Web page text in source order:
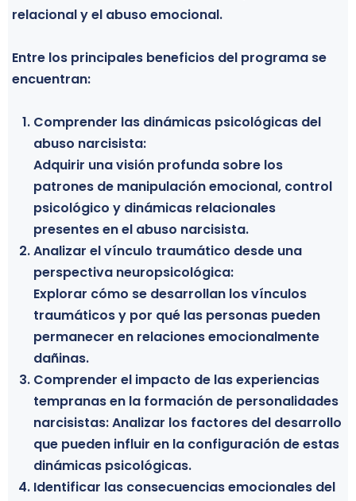
relacional y el abuso emocional.
Entre los principales beneficios del programa se
encuentran:
Comprender las dinámicas psicológicas del
abuso narcisista:
Adquirir una visión profunda sobre los
patrones de manipulación emocional, control
psicológico y dinámicas relacionales
presentes en el abuso narcisista.
Analizar el vínculo traumático desde una
perspectiva neuropsicológica:
Explorar cómo se desarrollan los vínculos
traumáticos y por qué las personas pueden
permanecer en relaciones emocionalmente
dañinas.
Comprender el impacto de las experiencias
tempranas en la formación de personalidades
narcisistas: Analizar los factores del desarrollo
que pueden influir en la configuración de estas
dinámicas psicológicas.
Identificar las consecuencias emocionales del
desarrollar herramientas conceptuales para el
El programa está especialmente orientado a:
Profesionales de la salud mental:
Psicólogos, psicoterapeutas, psiquiatras,
consejeros y profesionales del
acompañamiento terapéutico que buscan
ampliar sus conocimientos sobre las
dinámicas narcisistas, el vínculo traumático y
las consecuencias psicológicas del abuso
emocional.
Especialistas que trabajan en el abordaje del
trauma:
Profesionales dedicados al acompañamiento
de personas que han experimentado trauma
relacional, violencia psicológica o dinámicas
abusivas dentro de relaciones familiares, de
pareja o contextos sociales.
Profesionales del ámbito social y educativo:
Trabajadores sociales, orientadores,
educadores y especialistas que trabajan con